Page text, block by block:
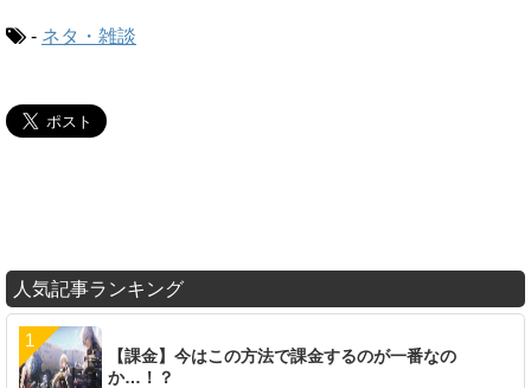
- ネタ・雑談
人気記事ランキング
【課金】今はこの方法で課金するのが一番なの
か…！？